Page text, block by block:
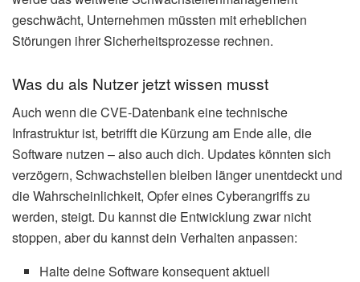
geschwächt, Unternehmen müssten mit erheblichen
Störungen ihrer Sicherheitsprozesse rechnen.
Was du als Nutzer jetzt wissen musst
Auch wenn die CVE-Datenbank eine technische
Infrastruktur ist, betrifft die Kürzung am Ende alle, die
Software nutzen – also auch dich. Updates könnten sich
verzögern, Schwachstellen bleiben länger unentdeckt und
die Wahrscheinlichkeit, Opfer eines Cyberangriffs zu
werden, steigt. Du kannst die Entwicklung zwar nicht
stoppen, aber du kannst dein Verhalten anpassen:
Halte deine Software konsequent aktuell